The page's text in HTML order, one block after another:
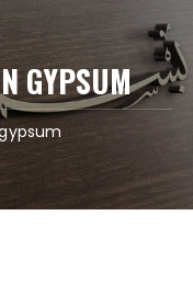
GYPSUM